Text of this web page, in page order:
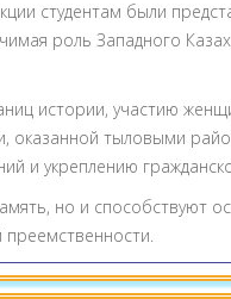
студентам были
роль Западного
истории, участию
тыловыми
и укреплению
но и способствуют